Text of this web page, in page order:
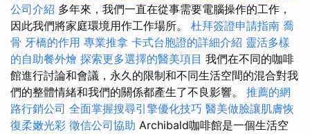
公司介紹 多年來，我們一直在從事需要電腦操作的工作，
因此我們將家庭環境用作工作場所。 杜拜簽證申請指南 喬
骨 牙橋的作用 專業推拿 卡式台胞證的詳細介紹 靈活多樣
的自助餐外燴 探索更多選擇的醫美項目 我們在不同的咖啡
館進行討論和會議，永久的限制和不同生活空間的混合對我
們的整體情緒和我們的關係都產生了不良影響。 推薦的網
路行銷公司 全面掌握搜尋引擎優化技巧 醫美做臉讓肌膚恢
復柔嫩光彩 徵信公司協助 Archibald咖啡館是一個生活空